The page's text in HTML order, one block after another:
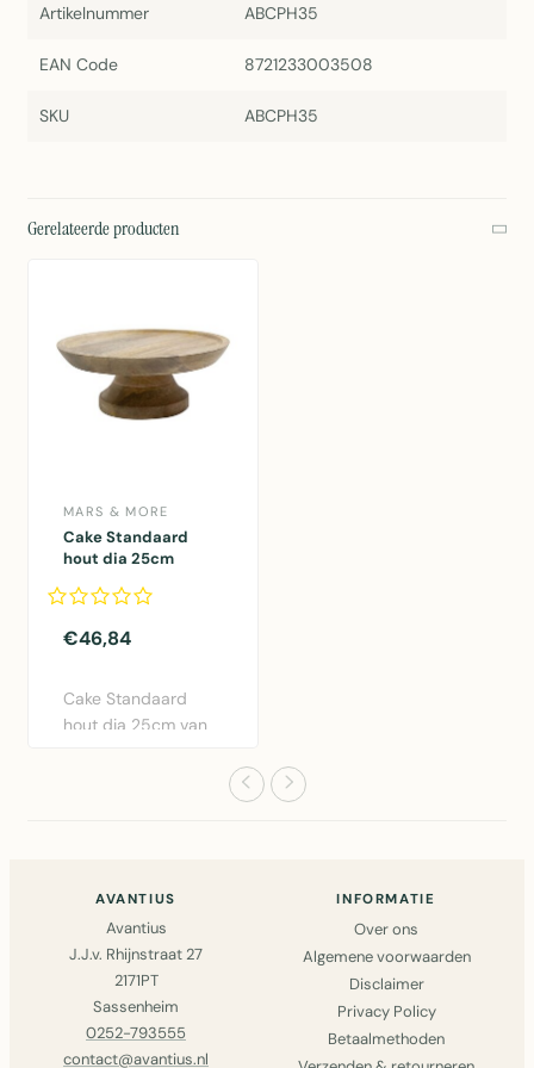
Artikelnummer ABCPH35
EAN Code 8721233003508
SKU ABCPH35
Gerelateerde producten
MARS & MORE
Cake Standaard
hout dia 25cm
€46,84
Cake Standaard
hout dia 25cm van
AVANTIUS
Avantius
J.J.v. Rhijnstraat 27
2171PT
Sassenheim
0252-793555
contact@avantius.nl
INFORMATIE
Over ons
Algemene voorwaarden
Disclaimer
Privacy Policy
Betaalmethoden